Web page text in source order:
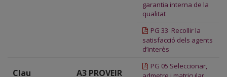
garantia interna de la
qualitat
PG 33 Recollir la
satisfacció dels agents
d’interès
Clau A3 PROVEIR
PG 05 Seleccionar,